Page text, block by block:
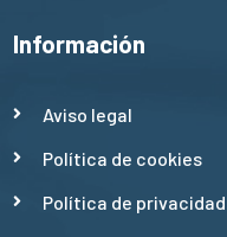
Información
Aviso legal
Política de cookies
Política de privacidad